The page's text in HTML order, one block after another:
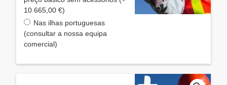
10 665,00 €)
Nas ilhas portuguesas
(consultar a nossa equipa
comercial)